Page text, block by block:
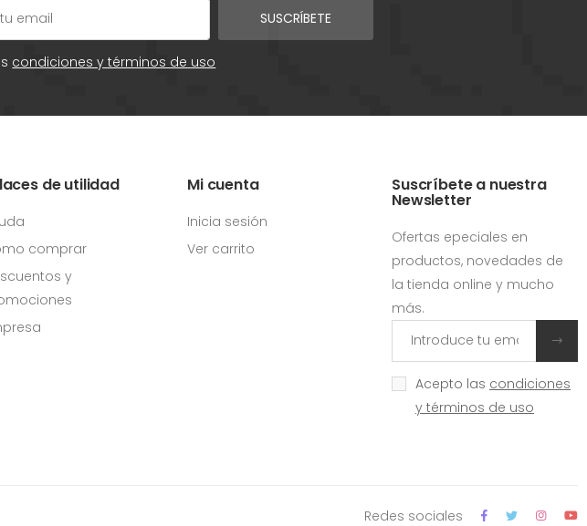
SUSCRÍBETE
condiciones y términos de uso
de utilidad
comprar
y
Mi cuenta
Inicia sesión
Ver carrito
Suscríbete a nuestra
Newsletter
Ofertas epeciales en
productos, novedades de
la tienda online y mucho
más.
Acepto las condiciones
y términos de uso
Redes sociales